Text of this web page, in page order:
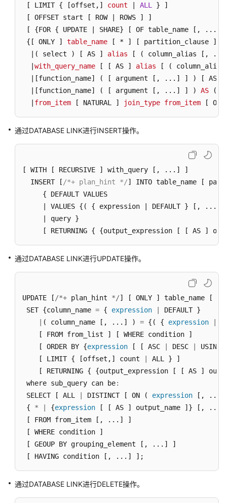
系
统
操
作
事
制
SQL
语
附
函
数
美
元
引
用
的
字
符
串
DATABASE
行
表
[ LIMIT { [offset,]
count ALL
} ]
[ OFFSET start [ ROW | ROWS ]
]
[ {FOR { UPDATE | SHARE} [ OF table_name [, ...]
{ [ ONLY ] table_name [ * ] [ partition_clause ]
  |( select )
[ AS ] alias
[ ( column_alias [,
with_query_name [ [ AS ] alias
[ (
[function_name] ( [ argument [, ...] ] )
[ AS ]
[function_name] ( [ argument [, ...] ] ) AS (
from_item [ NATURAL ] join_type from_item [
通过DATABASE LINK进行INSERT操作。
[ WITH [ RECURSIVE ] with_query [, ...] ]
  INSERT [
/*+ plan_hint */] INTO table_name [
     { DEFAULT VALUES
| VALUES {( { expression | DEFAULT } [, ...]
     | query }
[ RETURNING { {output_expression [ [ AS ]
通过DATABASE LINK进行UPDATE操作。
UPDATE [ /*+ plan_hint */] [ ONLY ] table_name [
SET {column_name = { expression DEFAULT }
( column_name [ , ... ] ) = { ( { expression
[
FROM from_list ] [ WHERE condition
]
[
ORDER BY {expression [ [ ASC DESC
[
LIMIT { [offset , ] count ALL }
]
[
RETURNING { {output_expression [ [ AS ]
where sub_query can be:
SELECT
[ ALL DISTINCT [ ON ( expression [ , ...
{
* {expression [ [ AS ] output_name ] } [ , ...
[
FROM from_item [ , ... ]
]
[
WHERE condition
]
[
GEOUP BY grouping_element [ , ... ]
]
[
HAVING condition [ , ... ] ] ;
通过DATABASE LINK进行DELETE操作。